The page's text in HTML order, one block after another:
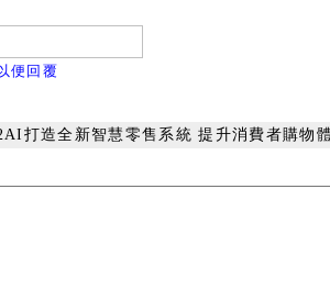
便回覆
打造全新智慧零售系統 提升消費者購物